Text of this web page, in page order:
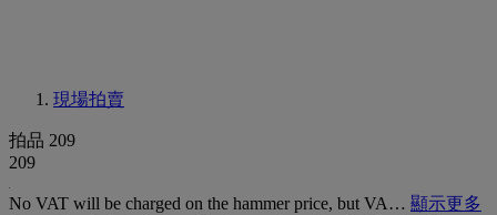
現場拍賣
拍品 209
209
No VAT will be charged on the hammer price, but VA… 顯示更多